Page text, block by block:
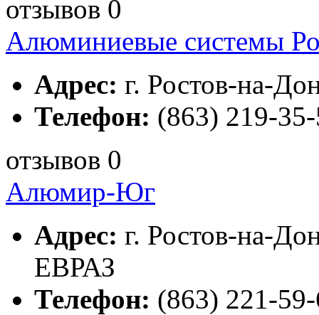
отзывов 0
Алюминиевые системы
Адрес: г. Ростов-на-
Телефон: (863) 219-
отзывов 0
Алюмир-Юг
Адрес: г. Ростов-на-
ЕВРАЗ
Телефон: (863) 221-